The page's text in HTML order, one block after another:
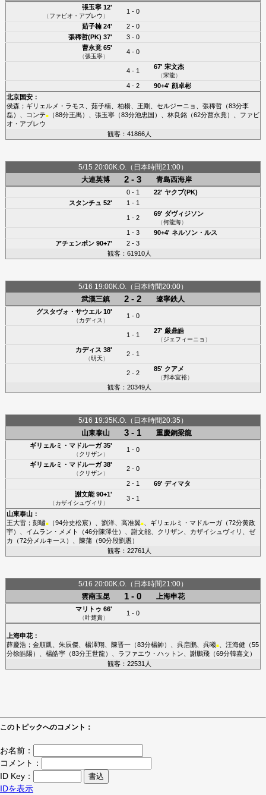
張玉寧12'
（ファビオ・アブレウ）
1 - 0
茹子楠24'
2 - 0
張稀哲(PK) 37'
3 - 0
曹永竟65'
（張玉寧）
4 - 0
4 - 1
67' 宋文杰
（宋龍）
4 - 2 90+4' 顔卓彬
北京国安：
侯森； ギリェルメ・ラモス 茹子楠、 柏楊、 王剛 セルジーニョ 張稀哲（83分李
磊）、 コンテ■（88分王禹）、 張玉寧（83分池忠国 ）、 林良銘（62分曹永竟）、 ファビ
オ・アブレウ
観客：41866人
5/15 20:00K.O.（日本時間21:00）
大連英博
2 - 3 青島西海岸
0 - 1 22' ヤクブ(PK)
スタンチュ 52' 1 - 1
1 - 2
69' ダヴィジソン
（何龍海）
1 - 3 90+4' ネルソン・ルス
アチェンポン90+7'
2 - 3
観客：61910人
5/16 19:00K.O.（日本時間20:00）
武漢三鎮
2 - 2 遼寧鉄人
グスタヴォ・サウエル10'
（カディス ）
1 - 0
1 - 1
27' 厳鼎皓
（ジェフィーニョ ）
カディス 38'
（明天）
2 - 1
2 - 2
85' クアメ
（邦本宜裕）
観客：20349人
5/16 19:35K.O.（日本時間20:35）
山東泰山
3 - 1 重慶銅梁龍
ギリェルミ・マドルーガ35'
（クリザン）
1 - 0
ギリェルミ・マドルーガ38'
（クリザン）
2 - 0
2 - 1 69' ディマタ
謝文能90+1'
（カザイシュヴィリ ）
3 - 1
山東泰山：
王大雷； 彭嘯■（94分史松宸）、 劉洋、 高准翼■、 ギリェルミ・マドルーガ（72分黄政
宇）、 イムラン・メメト （46分陳澤仕）、 謝文能、 クリザン カザイシュヴィリ
ゼ
カ （72分メルキース ）、 陳蒲（90分段劉愚 ）
観客：22761人
5/16 20:00K.O.（日本時間21:00）
雲南玉昆
1 - 0 上海申花
マリトゥ 66'
（叶楚貴）
1 - 0
上海申花：
薛慶浩； 金順凱 朱辰傑、 楊澤翔、 陳晋一（83分楊帥）、 呉启鹏、 呉曦■、 汪海健 （55
分徐皓陽）、 楊皓宇（83分王世龍 ）、 ラファエウ・ハットン 謝鵬飛（69分韓嘉文）
観客：22531人
このトピックへのコメント：
お名前：
コメント：
ID Key：
IDを表示